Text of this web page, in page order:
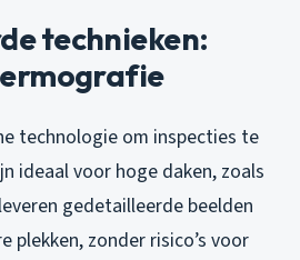
technieken:
technologie om inspecties te
ideaal voor hoge daken, zoals
gedetailleerde beelden
plekken, zonder risico’s voor